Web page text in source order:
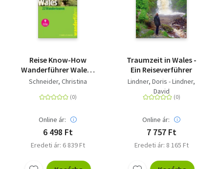
Történelem
Reise Know-How
Wanderführer Wales -
der Norden: 22
GPS-Tracks
Schneider, Christina
Online ár:
6 498 Ft
Eredeti ár: 6 839 Ft
Traumzeit in Wales -
Ein Reiseverführer
Lindner, Doris - Lindner,
David
Online ár:
7 757 Ft
Eredeti ár: 8 165 Ft